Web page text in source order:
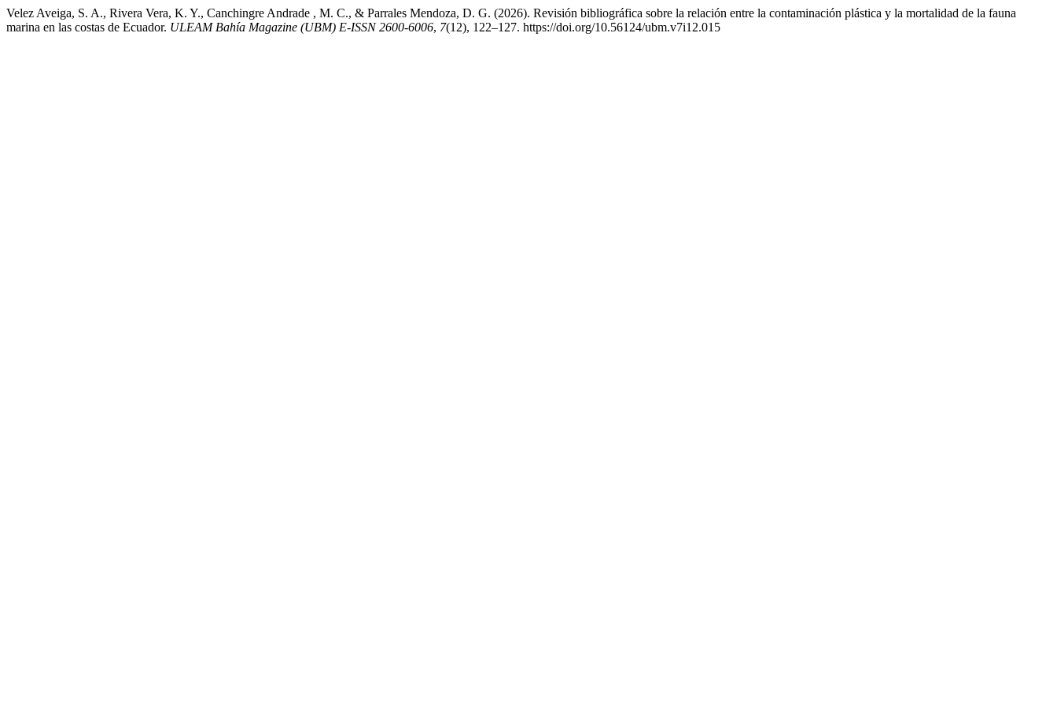
Velez Aveiga, S. A., Rivera Vera, K. Y., Canchingre Andrade , M. C., & Parrales Mendoza, D. G. (2026). Revisión bibliográfica sobre la relación entre la contaminación plástica y la mortalidad de la fauna
marina en las costas de Ecuador. ULEAM Bahía Magazine (UBM) E-ISSN 2600-6006, 7(12), 122–127. https://doi.org/10.56124/ubm.v7i12.015